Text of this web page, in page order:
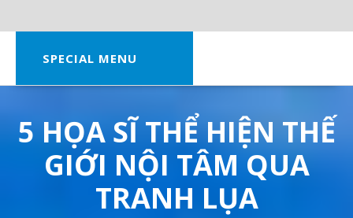
SPECIAL MENU
5 HỌA SĨ THỂ HIỆN THẾ
GIỚI NỘI TÂM QUA
TRANH LỤA